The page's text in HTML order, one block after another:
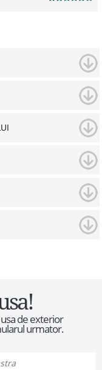
de exterior
urmator.